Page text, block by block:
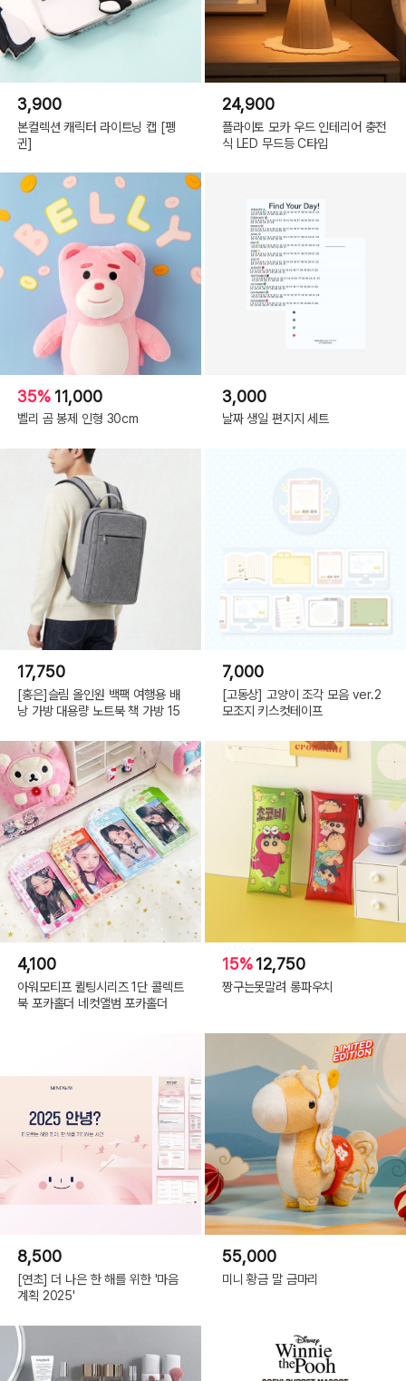
3,900
본컬렉션 캐릭터 라이트닝 캡 [펭
귄]
24,900
플라이토 모카 우드 인테리어 충전
식 LED 무드등 C타입
35% 11,000
벨리 곰 봉제 인형 30cm
3,000
날짜 생일 편지지 세트
17,750
[홍은]슬림 올인원 백팩 여행용 배
낭 가방 대용량 노트북 책 가방 15
7,000
[고동상] 고양이 조각 모음 ver.2
모조지 키스컷테이프
4,100
아워모티프 퀼팅시리즈 1단 콜렉트
북 포카홀더 네컷앨범 포카홀더
15%12,750
짱구는못말려 롱파우치
8,500
[연초] 더 나은 한 해를 위한 '마음
계획 2025'
55,000
미니 황금 말 금마리